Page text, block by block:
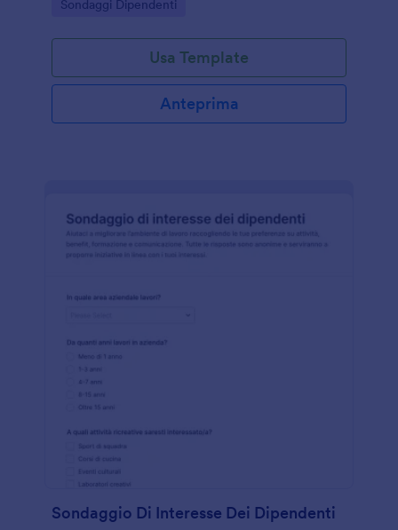
vogliono migliorare il clima interno.
Go to Category:
Sondaggi Dipendenti
Usa Template
Anteprima
Sondaggio Di Interesse Dei Dipendenti